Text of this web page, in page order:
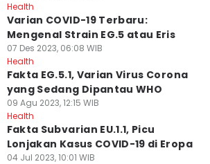
Health
Varian COVID-19 Terbaru:
Mengenal Strain EG.5 atau Eris
07 Des 2023, 06:08 WIB
Health
Fakta EG.5.1, Varian Virus Corona
yang Sedang Dipantau WHO
09 Agu 2023, 12:15 WIB
Health
Fakta Subvarian EU.1.1, Picu
Lonjakan Kasus COVID-19 di Eropa
04 Jul 2023, 10:01 WIB